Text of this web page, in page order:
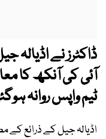
ڈاکٹرز نے اڈیالہ
آئی کی آنکھ کا
ٹیم واپس روانہ
اڈیالہ جیل کے ذرائع کے